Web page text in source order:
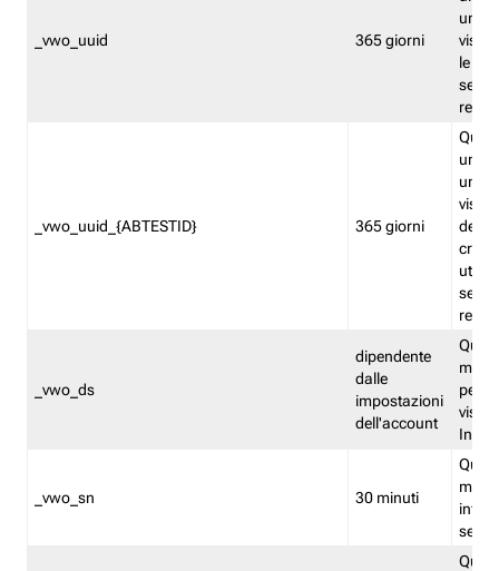
_vwo_uuid 365 giorni
le
_vwo_uuid_{ABTESTID} 365 giorni
un
del
_vwo_ds
dipendente
dalle
impostazioni
dell'account
_vwo_sn 30 minuti